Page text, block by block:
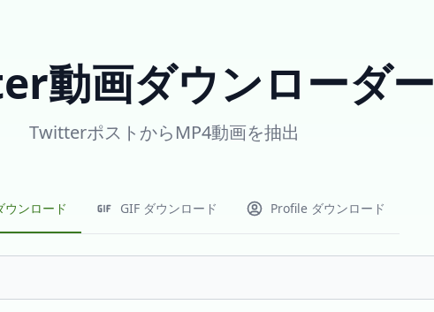
動画ダウンローダー
TwitterポストからMP4動画を抽出
ウンロード GIF ダウンロード Profile ダウンロード